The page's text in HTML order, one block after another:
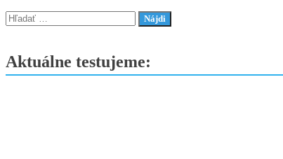
e-
DCS6
Radikálne
Hľadať:
Aktuálne testujeme: